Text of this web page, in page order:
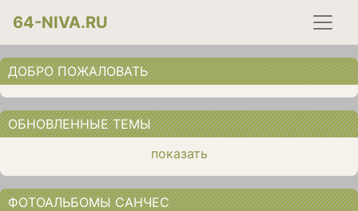
64-NIVA.RU
ДОБРО ПОЖАЛОВАТЬ
ОБНОВЛЕННЫЕ ТЕМЫ
показать
ФОТОАЛЬБОМЫ САНЧЕС